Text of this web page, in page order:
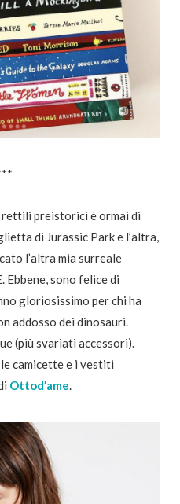
rettili preistorici è ormai di
di Jurassic Park e l’altra,
l’altra mia surreale
Ebbene, sono felice di
gloriosissimo per chi ha
addosso dei dinosauri.
(più svariati accessori).
camicette e i vestiti
Ottod’ame.